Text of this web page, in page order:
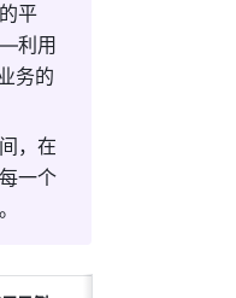
平
利用
务的
，在
一个